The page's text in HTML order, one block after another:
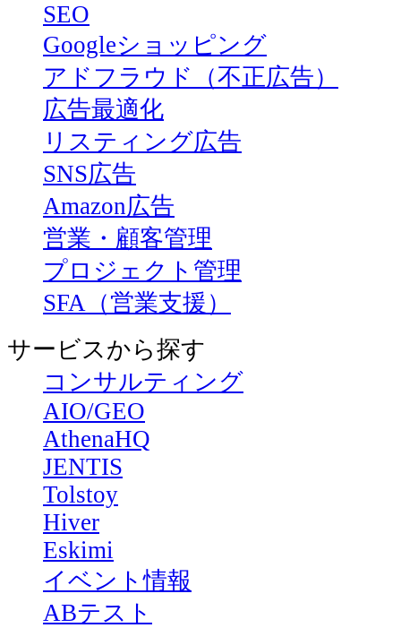
SEO
Googleショッピング
アドフラウド（不正広告）
広告最適化
リスティング広告
SNS広告
Amazon広告
営業・顧客管理
プロジェクト管理
SFA（営業支援）
サービスから探す
コンサルティング
AIO/GEO
AthenaHQ
JENTIS
Tolstoy
Hiver
Eskimi
イベント情報
ABテスト